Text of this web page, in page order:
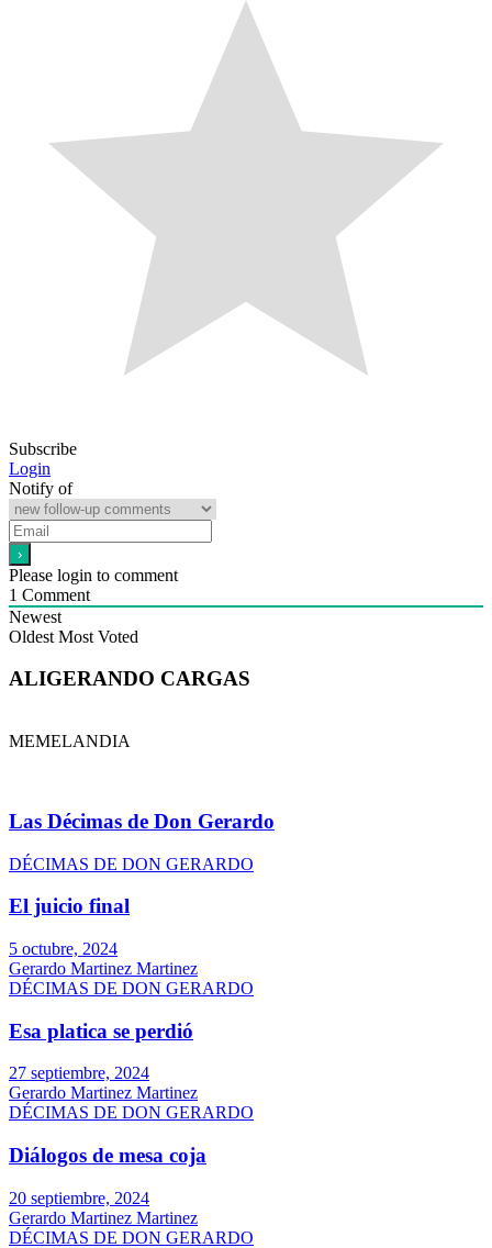
Subscribe
Login
Notify of
Please login to comment
1 Comment
Newest
Oldest Most Voted
ALIGERANDO CARGAS
MEMELANDIA
Las Décimas de Don Gerardo
DÉCIMAS DE DON GERARDO
El juicio final
5 octubre, 2024
Gerardo Martinez Martinez
DÉCIMAS DE DON GERARDO
Esa platica se perdió
27 septiembre, 2024
Gerardo Martinez Martinez
DÉCIMAS DE DON GERARDO
Diálogos de mesa coja
20 septiembre, 2024
Gerardo Martinez Martinez
DÉCIMAS DE DON GERARDO